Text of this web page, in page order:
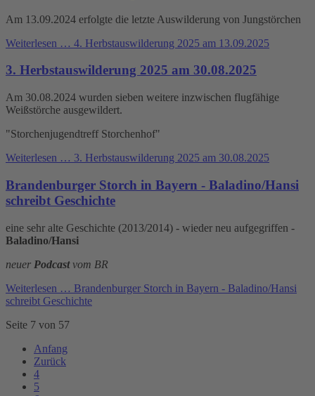
Am 13.09.2024 erfolgte die letzte Auswilderung von Jungstörchen
Weiterlesen … 4. Herbstauswilderung 2025 am 13.09.2025
3. Herbstauswilderung 2025 am 30.08.2025
Am 30.08.2024 wurden sieben weitere inzwischen flugfähige
Weißstörche ausgewildert.
"Storchenjugendtreff Storchenhof"
Weiterlesen … 3. Herbstauswilderung 2025 am 30.08.2025
Brandenburger Storch in Bayern - Baladino/Hansi
schreibt Geschichte
eine sehr alte Geschichte (2013/2014) - wieder neu aufgegriffen -
Baladino/Hansi
neuer Podcastvom BR
Weiterlesen … Brandenburger Storch in Bayern - Baladino/Hansi
schreibt Geschichte
Seite 7 von 57
Anfang
Zurück
4
5